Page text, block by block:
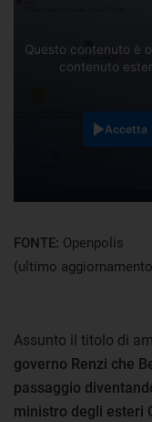
Questo contenuto è
contenuto
Accetta
FONTE: Openpolis
(ultimo
Assunto il titolo di
governo Renzi che
passaggio
ministro degli esteri